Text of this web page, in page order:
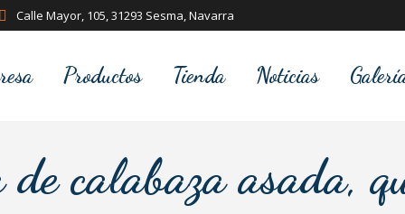
Calle Mayor, 105, 31293 Sesma, Navarra
Productos Tienda Noticias
calabaza asada,